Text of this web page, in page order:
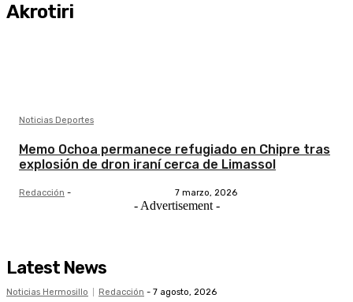
Akrotiri
Noticias Deportes
Memo Ochoa permanece refugiado en Chipre tras
explosión de dron iraní cerca de Limassol
Redacción - 7 marzo, 2026
- Advertisement -
Latest News
Noticias Hermosillo Redacción - 7 agosto, 2026